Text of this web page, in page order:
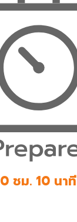
0 ชม. 10 นาที